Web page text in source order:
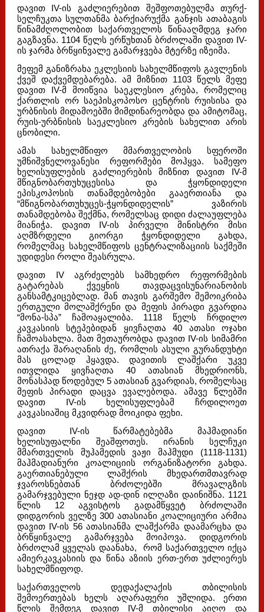
დავით IV-ის გაძლიერებით შეშფოთებულმა თურქ-
სელჩუკთა სულთანმა ბარქიარუქმა განჯის ათაბაგის
წინამძღოლობით საქართველოს წინააღმდეგ ჯარი
გაგზავნა. 1104 წელს ერწუხთან ბრძოლაში დავით IV-
ის ჯარმა ბრწყინვალე გამარჯვება მტერზე იზეიმა.
მეფემ განიზრახა ეკლესიის სახელმწიფოს გავლენის
ქვეშ დაქვემდებარება. ამ მიზნით 1103 წელს მეფე
დავით IV-მ მოიწვია საეკლესიო კრება, რომელიც
ქართლის ორ საეპისკოპოსო ცენტრის რუისისა და
ურბნისის მიდამოებში მიმდინარეობდა და ამიტომაც,
რუის-ურბნისის საეკლესიო კრების სახელით არის
ცნობილი.
ამას სახელმწიფო მმართველობის სფეროში
უმნიშვნელოვანესი რეფორმები მოჰყვა. სამეფო
ხელისუფლების გაძლიერების მიზნით დავით IV-მ
მწიგნობართუხუცესისა და ჭყონდიდელი
ეპისკოპოსის თანამდებობები გააერთიანა და
“მწიგნობართუხუცეს-ჭყონდიდელის” ვაზირის
თანამდებობა შექმნა, რომელსაც დიდი ძალაუფლება
მიანიჭა. დავით IV-ის პირველი მინისტრი მისი
აღმზრდელი გიორგი ჭყონდიდელი გახდა,
რომელმაც სახელმწიფოს ცენტრალიზაციის საქმეში
უდიდესი როლი შეასრულა.
დავით IV აგრძელებს სამხედრო რეფორმების
გატარებას ქვეყნის თავდაცვისუნარიანობის
განსამტკიცებლად. მან თავის გარშემო შემოიკრიბა
ერთგული მოლაშქრენი და მეფის პირადი გვარდია
“მონა-სპა” ჩამოაყალიბა. 1118 წელს ჩრდილო
კავკასიის სტეპებიდან ყივჩაღთა 40 ათასი ოჯახი
ჩამოასახლა. მათ მეთაურობდა დავით IV-ის სიმამრი
ათრაქა შარაღანის ძე, რომლის ასული გურანდუხტი
მას ცოლად ჰყავდა. დავითის ლაშქარი უკვე
ითვლიდა ყივჩაღთა 40 ათასიან მხედრიონს,
მონასპად წოდებულ 5 ათასიან გვარდიას, რომელსაც
მეფის პირადი დაცვა ევალებოდა. ამავე წლებში
დავით IV-ის ხელისუფლებამ ჩრდილოეთ
კავკასიაშიც მკვიდრად მოიკიდა ფეხი.
დავით IV-ის წარმატებებმა მაჰმადიანი
ხელისუფალნი შეაშფოთეს. ირანის სელჩუკი
მმართველის მუჰამედის ვაჟი მაჰმუდი (1118-1131)
მაჰმადიანური კოალიციის ორგანიზატორი გახდა.
გაერთიანებული ლაშქრის მხედართმთავრად
ჯვაროსნებთან ბრძოლებში მრავალგზის
გამარჯვებული ნეჯდ ად-დინ ილღაზი დაინიშნა. 1121
წლის 12 აგვისტოს გადამწყვეტ ბრძოლაში
დიდგორის ველზე 300 ათასიანი კოალიციური არმია
დავით IV-ის 56 ათასიანმა ლაშქარმა დაამარცხა და
ბრწყინვალე გამარჯვება მოიპოვა. დიდგორის
ბრძოლამ ყველას დაანახა, რომ საქართველო იქცა
ამიერკავკასიის და წინა აზიის ერთ-ერთ უძლიერეს
სახელმწიფოდ.
საქართველოს დედაქალაქის თბილისის
შემოერთებას ხელს აღარაფერი უშლიდა. ერთი
წლის შემდეგ დავით IV-მ თბილისი აიღო და